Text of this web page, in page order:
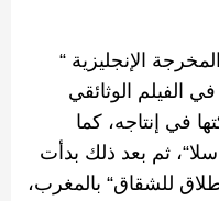
الإنجليزية “‬
الفيلم الوثائقي
في إنتاجه، كما
“، ثم بعد ذلك بدأت
للشقاق“ بالمغرب،